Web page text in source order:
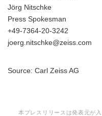
Jörg Nitschke
Press Spokesman
+49-7364-20-3242
joerg.nitschke@zeiss.com
Source: Carl Zeiss AG
本プレスリリースは発表元が